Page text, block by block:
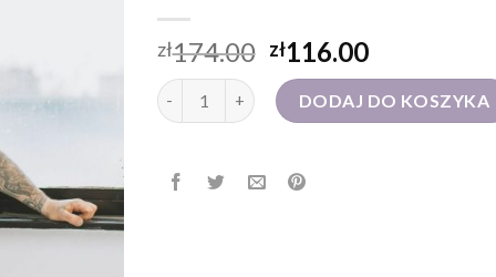
zł174.00 zł116.00
ilość skórzana torba na laptopaDODAJ DO KOSZYKA